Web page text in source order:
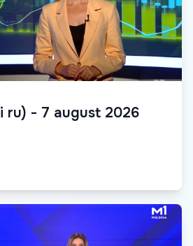
ru) - 7 august 2026